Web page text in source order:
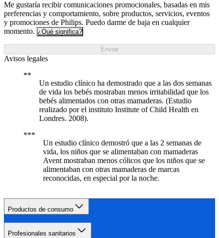
Me gustaría recibir comunicaciones promocionales, basadas en mis
preferencias y comportamiento, sobre productos, servicios, eventos
y promociones de Philips. Puedo darme de baja en cualquier
momento. ¿Qué significa?
Enviar
Avisos legales
Un estudio clínico ha demostrado que a las dos semanas
de vida los bebés mostraban menos irritabilidad que los
bebés alimentados con otras mamaderas. (Estudio
realizado por el instituto Institute of Child Health en
Londres. 2008).
Un estudio clínico demostró que a las 2 semanas de
vida, los niños que se alimentaban con mamaderas
Avent mostraban menos cólicos que los niños que se
alimentaban con otras mamaderas de marcas
reconocidas, en especial por la noche.
Productos de consumo
Profesionales sanitarios